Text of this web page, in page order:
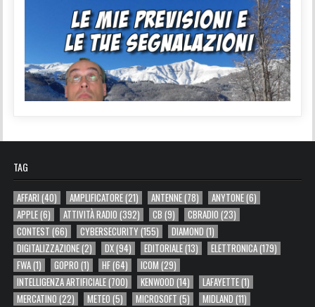
TAG
AFFARI (40) AMPLIFICATORE(21) ANTENNE(78) ANYTONE(6)
APPLE(6) ATTIVITÀ RADIO (392) CB (9) CBRADIO (23)
CONTEST (66) CYBERSECURITY(155) DIAMOND (1)
DIGITALIZZAZIONE(2) DX(94) EDITORIALE(13) ELETTRONICA(179)
FWA(1) GOPRO (1) HF(64) ICOM (29)
INTELLIGENZA ARTIFICIALE(700) KENWOOD (14) LAFAYETTE(1)
MERCATINO (22) METEO (5) MICROSOFT (5) MIDLAND (11)